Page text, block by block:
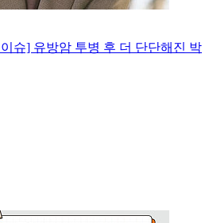
슈] 유방암 투병 후 더 단단해진 박